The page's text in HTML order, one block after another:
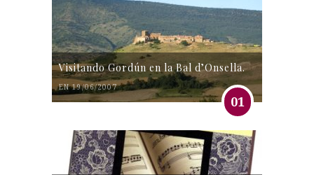
Visitando Gordún en la Bal d’Onsella.
EN 19/06/2007
01